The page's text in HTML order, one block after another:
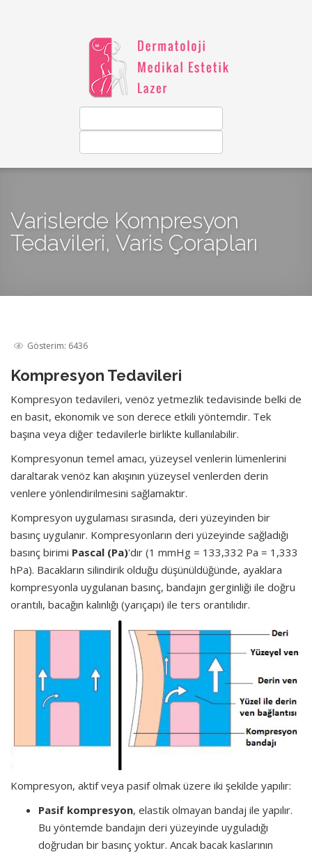
Varislerde Kompresyon
Tedavileri, Varis Çorapları
Gösterim: 6436
Kompresyon Tedavileri
Kompresyon tedavileri, venöz yetmezlik tedavisinde belki de
en basit, ekonomik ve son derece etkili yöntemdir. Tek
başına veya diğer tedavilerle birlikte kullanılabilir.
Kompresyonun temel amacı, yüzeysel venlerin lümenlerini
daraltarak venöz kan akışının yüzeysel venlerden derin
venlere yönlendirilmesini sağlamaktır.
Kompresyon uygulaması sırasında, deri yüzeyinden bir
basınç uygulanır. Kompresyonların deri yüzeyinde sağladığı
basınç birimi Pascal (Pa)'dır (1 mmHg = 133,332 Pa = 1,333
hPa). Bacakların silindirik olduğu düşünüldüğünde, ayaklara
kompresyonla uygulanan basınç, bandajın gerginliği ile doğru
orantılı, bacağın kalınlığı (yarıçapı) ile ters orantılıdır.
Kompresyon, aktif veya pasif olmak üzere iki şekilde yapılır:
Pasif kompresyon, elastik olmayan bandaj ile yapılır.
Bu yöntemde bandajın deri yüzeyinde uyguladığı
doğrudan bir basınç yoktur. Ancak bacak kaslarının